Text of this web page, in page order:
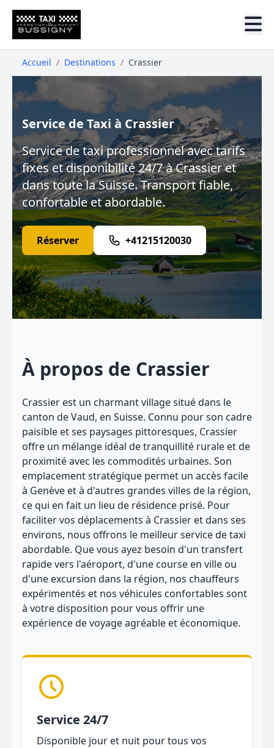
Accueil / Destinations / Crassier
Service de Taxi à Crassier
Service de taxi professionnel avec tarifs
fixes et disponibilité 24/7 à Crassier et
dans toute la Suisse. Transport fiable,
confortable et abordable.
Réserver +41215120030
À propos de Crassier
Crassier est un charmant village situé dans le
canton de Vaud, en Suisse. Connu pour son cadre
paisible et ses paysages pittoresques, Crassier
offre un mélange idéal de tranquillité rurale et de
proximité avec les commodités urbaines. Son
emplacement stratégique permet un accès facile
à Genève et à d'autres grandes villes de la région,
ce qui en fait un lieu de résidence prisé. Pour
faciliter vos déplacements à Crassier et dans ses
environs, nous offrons le meilleur service de taxi
abordable. Que vous ayez besoin d'un transfert
rapide vers l'aéroport, d'une course en ville ou
d'une excursion dans la région, nos chauffeurs
expérimentés et nos véhicules confortables sont
à votre disposition pour vous offrir une
expérience de voyage agréable et économique.
Service 24/7
Disponible jour et nuit pour tous vos